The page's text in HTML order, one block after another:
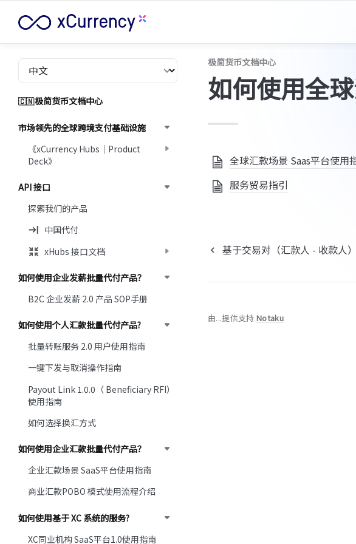
🇨🇳极简货币文档中心
市场领先的全球跨境支付基础设施
《xCurrency Hubs｜Product
Deck》
API 接口
探索我们的产品
中国代付
xHubs 接口文档
如何使用企业发薪批量代付产品？
B2C 企业发薪 2.0 产品 SOP手册
如何使用个人汇款批量代付产品?
批量转账服务 2.0 用户使用指南
一键下发与取消操作指南
Payout Link 1.0.0（ Beneficiary RFI）
使用指南
如何选择换汇方式
如何使用企业汇款批量代付产品？
企业汇款场景 SaaS平台使用指南
商业汇款POBO 模式使用流程介绍
如何使用基于 XC 系统的服务?
XC同业机构 SaaS平台1.0使用指南
极简货币文档中心
如何使用全
全球汇款场景 Saas平台使用
服务贸易指引
基于交易对（汇款人 - 收款人
由...提供支持 Notaku